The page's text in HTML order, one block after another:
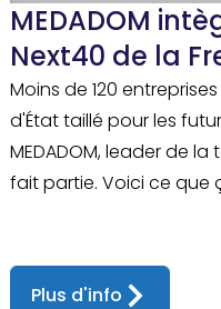
MEDADOM
Next40 de la
Moins de 120
d'État taillé pour les
MEDADOM, leader de
fait partie. Voici ce que
Plus d'info